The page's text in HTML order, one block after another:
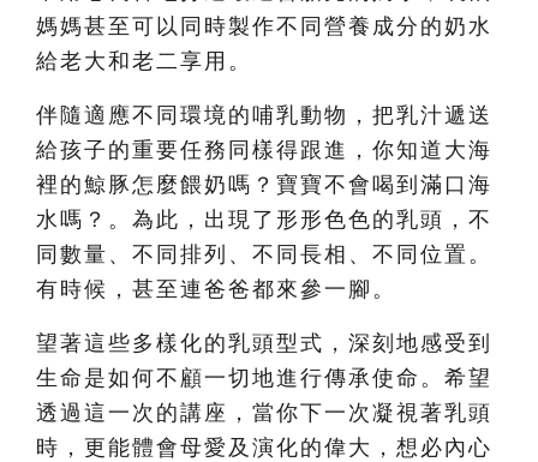
媽媽甚至可以同時製作不同營養成分的奶水
給老大和老二享用。
伴隨適應不同環境的哺乳動物，把乳汁遞送
給孩子的重要任務同樣得跟進，你知道大海
裡的鯨豚怎麼餵奶嗎？寶寶不會喝到滿口海
水嗎？。為此，出現了形形色色的乳頭，不
同數量、不同排列、不同長相、不同位置。
有時候，甚至連爸爸都來參一腳。
望著這些多樣化的乳頭型式，深刻地感受到
生命是如何不顧一切地進行傳承使命。希望
透過這一次的講座，當你下一次凝視著乳頭
時，更能體會母愛及演化的偉大，想必內心